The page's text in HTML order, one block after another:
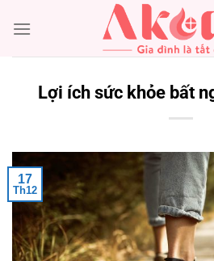
đến
Lợi ích sức khỏe bất
17
Th12